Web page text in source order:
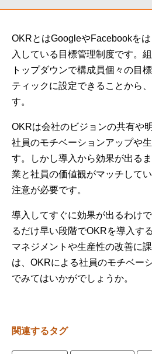
OKRとはGoogleやFacebookを
入している目標管理制度です。
トップダウンで構成員個々の目
ティックに設定できることから
す。
OKRは会社のビジョンの共有や
社員のモチベーションアップや
す。しかし導入から効果が出る
業と社員の価値観がマッチして
注意が必要です。
導入してすぐに効果が出るわけ
るだけ早い段階でOKRを導入す
マネジメントや生産性の改善に
は、OKRによる社員のモチベー
でみてはいかがでしょうか。
関連するタグ